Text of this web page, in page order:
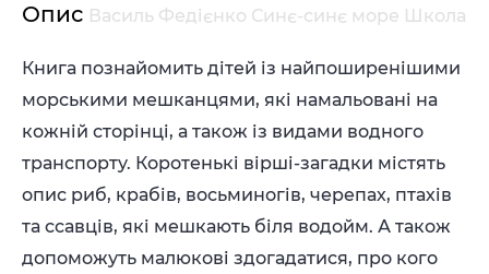
Опис Василь Федієнко Синє-синє море Школа
Книга познайомить дітей із найпоширенішими
морськими мешканцями, які намальовані на
кожній сторінці, а також із видами водного
транспорту. Коротенькі вірші-загадки містять
опис риб, крабів, восьминогів, черепах, птахів
та ссавців, які мешкають біля водойм. А також
допоможуть малюкові здогадатися, про кого